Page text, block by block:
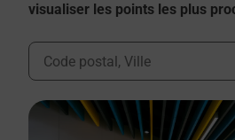
visualiser les points les plus
Ville, Département, Code Postal